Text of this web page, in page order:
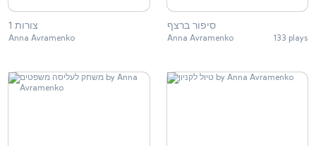
צורות 1
Anna Avramenko
סיפור ברצף
Anna Avramenko 133 plays